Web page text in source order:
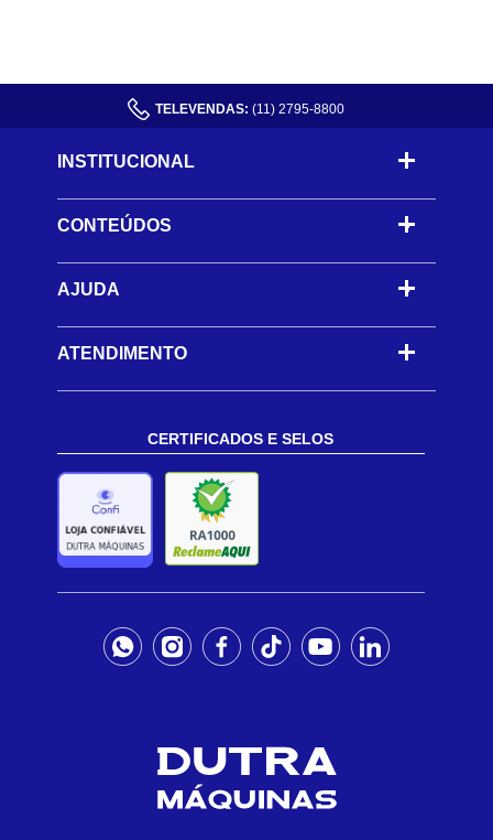
TELEVENDAS: (11) 2795-8800
INSTITUCIONAL
CONTEÚDOS -
AJUDA -
ATENDIMENTO
CERTIFICADOS E SELOS